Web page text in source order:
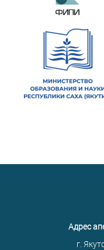
Адрес
г.